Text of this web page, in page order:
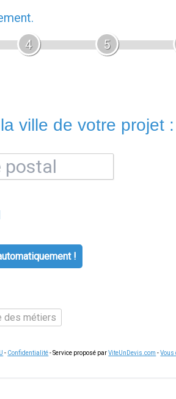
4 5
ville de votre projet :
!
des métiers
- Confidentialité- Service proposé parViteUnDevis.com -Vous